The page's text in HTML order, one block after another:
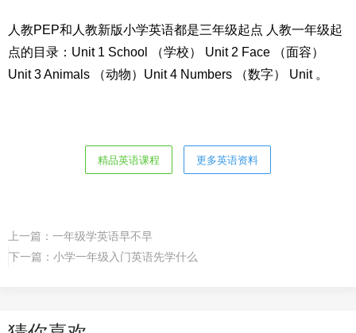
人教PEP和人教新版小学英语都是三年级起点 人教一年级起
点的目录：Unit 1 School （学校） Unit 2 Face （面容）
Unit 3 Animals （动物）Unit 4 Numbers （数字） Unit 。
精品英语课程 更多英语资料
上一篇： 一年级学英语早不早
下一篇： 小学一年级入门英语先学什么